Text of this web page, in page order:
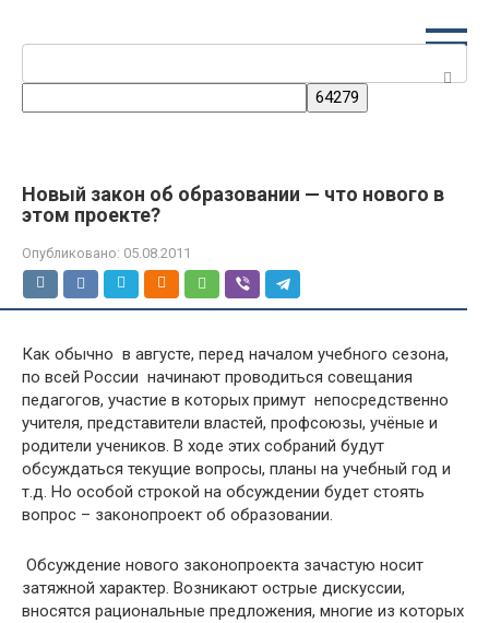
Новый закон об образовании — что нового в
этом проекте?
Опубликовано: 05.08.2011
Как обычно в августе, перед началом учебного сезона,
по всей России начинают проводиться совещания
педагогов, участие в которых примут непосредственно
учителя, представители властей, профсоюзы, учёные и
родители учеников. В ходе этих собраний будут
обсуждаться текущие вопросы, планы на учебный год и
т.д. Но особой строкой на обсуждении будет стоять
вопрос – законопроект об образовании.
Обсуждение нового законопроекта зачастую носит
затяжной характер. Возникают острые дискуссии,
вносятся рациональные предложения, многие из которых